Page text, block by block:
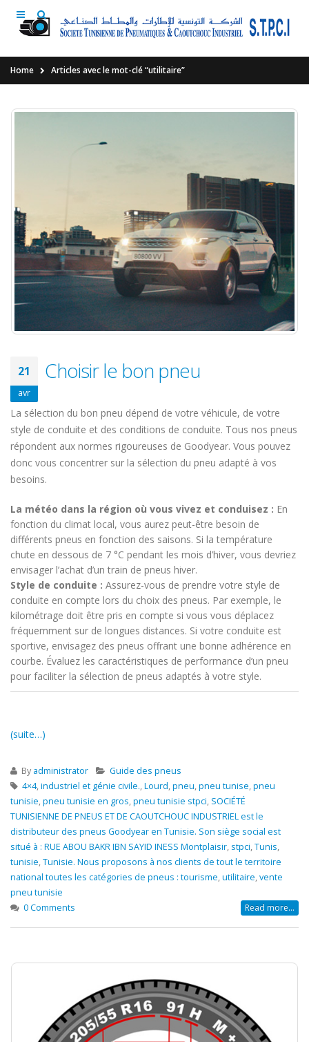
Home Articles avec le mot-clé “utilitaire”
21
avr
Choisir le bon pneu
La sélection du bon pneu dépend de votre véhicule, de votre
style de conduite et des conditions de conduite. Tous nos pneus
répondent aux normes rigoureuses de Goodyear. Vous pouvez
donc vous concentrer sur la sélection du pneu adapté à vos
besoins.
La météo dans la région où vous vivez et conduisez : En
fonction du climat local, vous aurez peut-être besoin de
différents pneus en fonction des saisons. Si la température
chute en dessous de 7 °C pendant les mois d’hiver, vous devriez
envisager l’achat d’un train de pneus hiver.
Style de conduite : Assurez-vous de prendre votre style de
conduite en compte lors du choix des pneus. Par exemple, le
kilométrage doit être pris en compte si vous vous déplacez
fréquemment sur de longues distances. Si votre conduite est
sportive, envisagez des pneus offrant une bonne adhérence en
courbe. Évaluez les caractéristiques de performance d’un pneu
pour faciliter la sélection de pneus adaptés à votre style.
(suite…)
By administrator
Guide des pneus
4×4,industriel et génie civile.,Lourd,pneu,pneu tunise,pneu
tunisie,pneu tunisie en gros,pneu tunisie stpci, SOCIÉTÉ
TUNISIENNE DE PNEUS ET DE CAOUTCHOUC INDUSTRIEL est le
distributeur des pneus Goodyear en Tunisie. Son siège social est
situé à : RUE ABOU BAKR IBN SAYID INESS Montplaisir, stpci,Tunis,
tunisie,Tunisie. Nous proposons à nos clients de tout le territoire
national toutes les catégories de pneus : tourisme,utilitaire,vente
pneu tunisie
0 Comments
Read more...